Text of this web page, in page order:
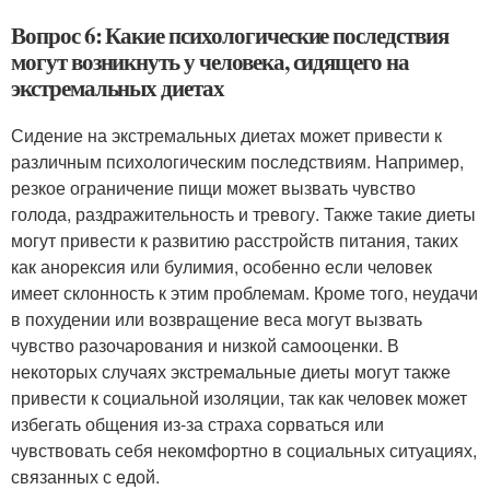
Вопрос 6: Какие психологические последствия
могут возникнуть у человека, сидящего на
экстремальных диетах
Сидение на экстремальных диетах может привести к
различным психологическим последствиям. Например,
резкое ограничение пищи может вызвать чувство
голода, раздражительность и тревогу. Также такие диеты
могут привести к развитию расстройств питания, таких
как анорексия или булимия, особенно если человек
имеет склонность к этим проблемам. Кроме того, неудачи
в похудении или возвращение веса могут вызвать
чувство разочарования и низкой самооценки. В
некоторых случаях экстремальные диеты могут также
привести к социальной изоляции, так как человек может
избегать общения из-за страха сорваться или
чувствовать себя некомфортно в социальных ситуациях,
связанных с едой.